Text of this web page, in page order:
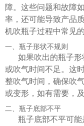
障。这些问题和故障
率，还可能导致产品
机吹瓶子过程中常见
一、瓶子形状不规则
如果吹出的瓶子
或吹气时间不足。这
整吹气时间，确保吹
或变形，如有需要，
二、瓶子底部不平
瓶子底部不平可